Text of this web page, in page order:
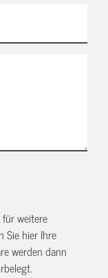
weitere
Sie hier Ihre
werden dann